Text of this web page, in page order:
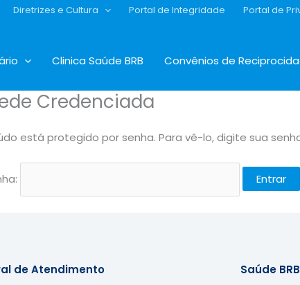
Diretrizes e Cultura Portal de Integridade Portal de
Clinica Saúde BRB Convênios de
Credenciada
está protegido por senha. Para vê-lo, digite sua
de Atendimento
Saúde